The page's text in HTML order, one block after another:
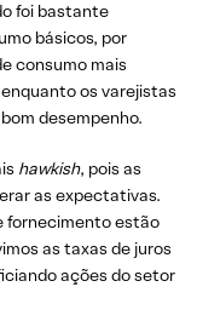
foi bastante
básicos, por
consumo mais
os varejistas
desempenho.
hawkish, pois as
as expectativas.
fornecimento estão
as taxas de juros
ações do setor